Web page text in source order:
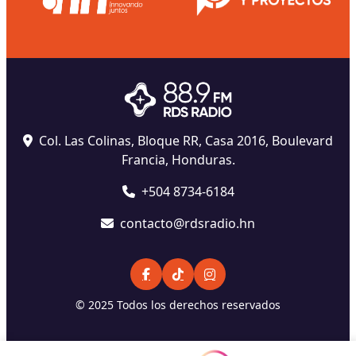
Col. Las Colinas, Bloque RR, Casa 2016, Boulevard
Francia, Honduras.
+504 8734-6184
contacto@rdsradio.hn
© 2025 Todos los derechos reservados